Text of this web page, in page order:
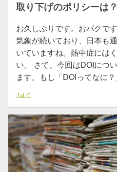
取り下げのポリシーは？
お久しぶりです。おパクで
気象が続いており、日本も
いていますね。熱中症には
い。 さて、今回はDOIにつ
ます。もし「DOIってなに？
JaLC